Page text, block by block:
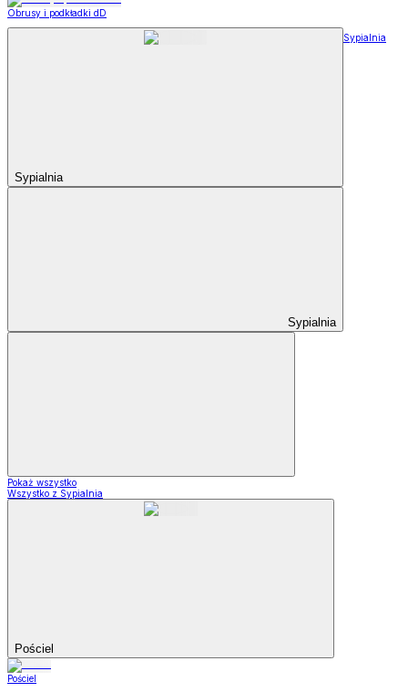
Obrusy i podkładki dD
Sypialnia
Sypialnia
Sypialnia
Pokaż wszystko
Wszystko z Sypialnia
Pościel
Pościel